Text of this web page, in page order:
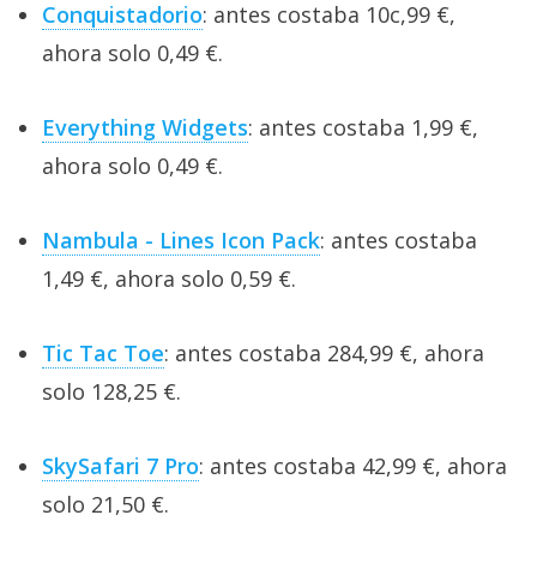
Conquistadorio: antes costaba 10c,99 €,
ahora solo 0,49 €.
Everything Widgets: antes costaba 1,99 €,
ahora solo 0,49 €.
Nambula - Lines Icon Pack: antes costaba
1,49 €, ahora solo 0,59 €.
Tic Tac Toe: antes costaba 284,99 €, ahora
solo 128,25 €.
SkySafari 7 Pro: antes costaba 42,99 €, ahora
solo 21,50 €.